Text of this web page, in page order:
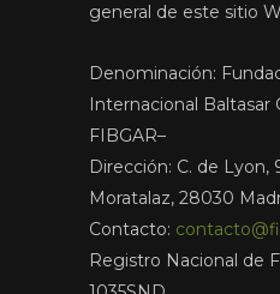
general de este sitio
Denominación:
Internacional Baltasar
FIBGAR–
Dirección: C. de Lyon,
Moratalaz, 28030
Contacto:
Registro Nacional de